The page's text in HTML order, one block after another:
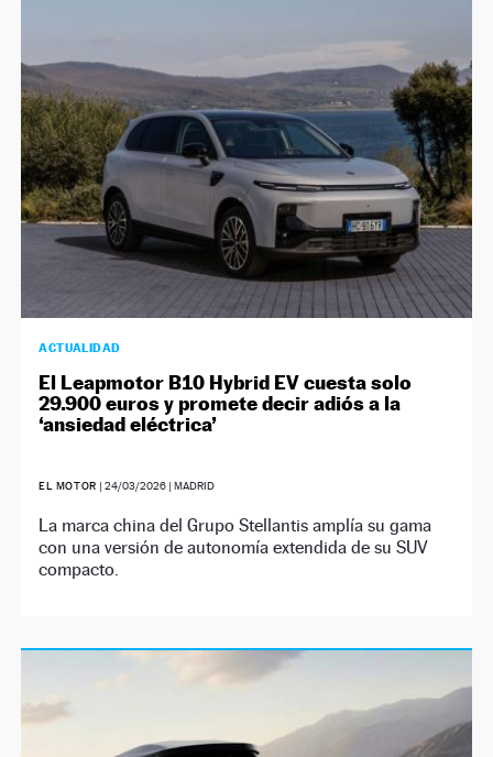
SÍGUENOS
ACTUALIDAD
El Leapmotor B10 Hybrid EV cuesta solo
29.900 euros y promete decir adiós a la
‘ansiedad eléctrica’
EL MOTOR | 24/03/2026| MADRID
La marca china del Grupo Stellantis amplía su gama
con una versión de autonomía extendida de su SUV
compacto.